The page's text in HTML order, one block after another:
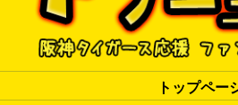
トップペー